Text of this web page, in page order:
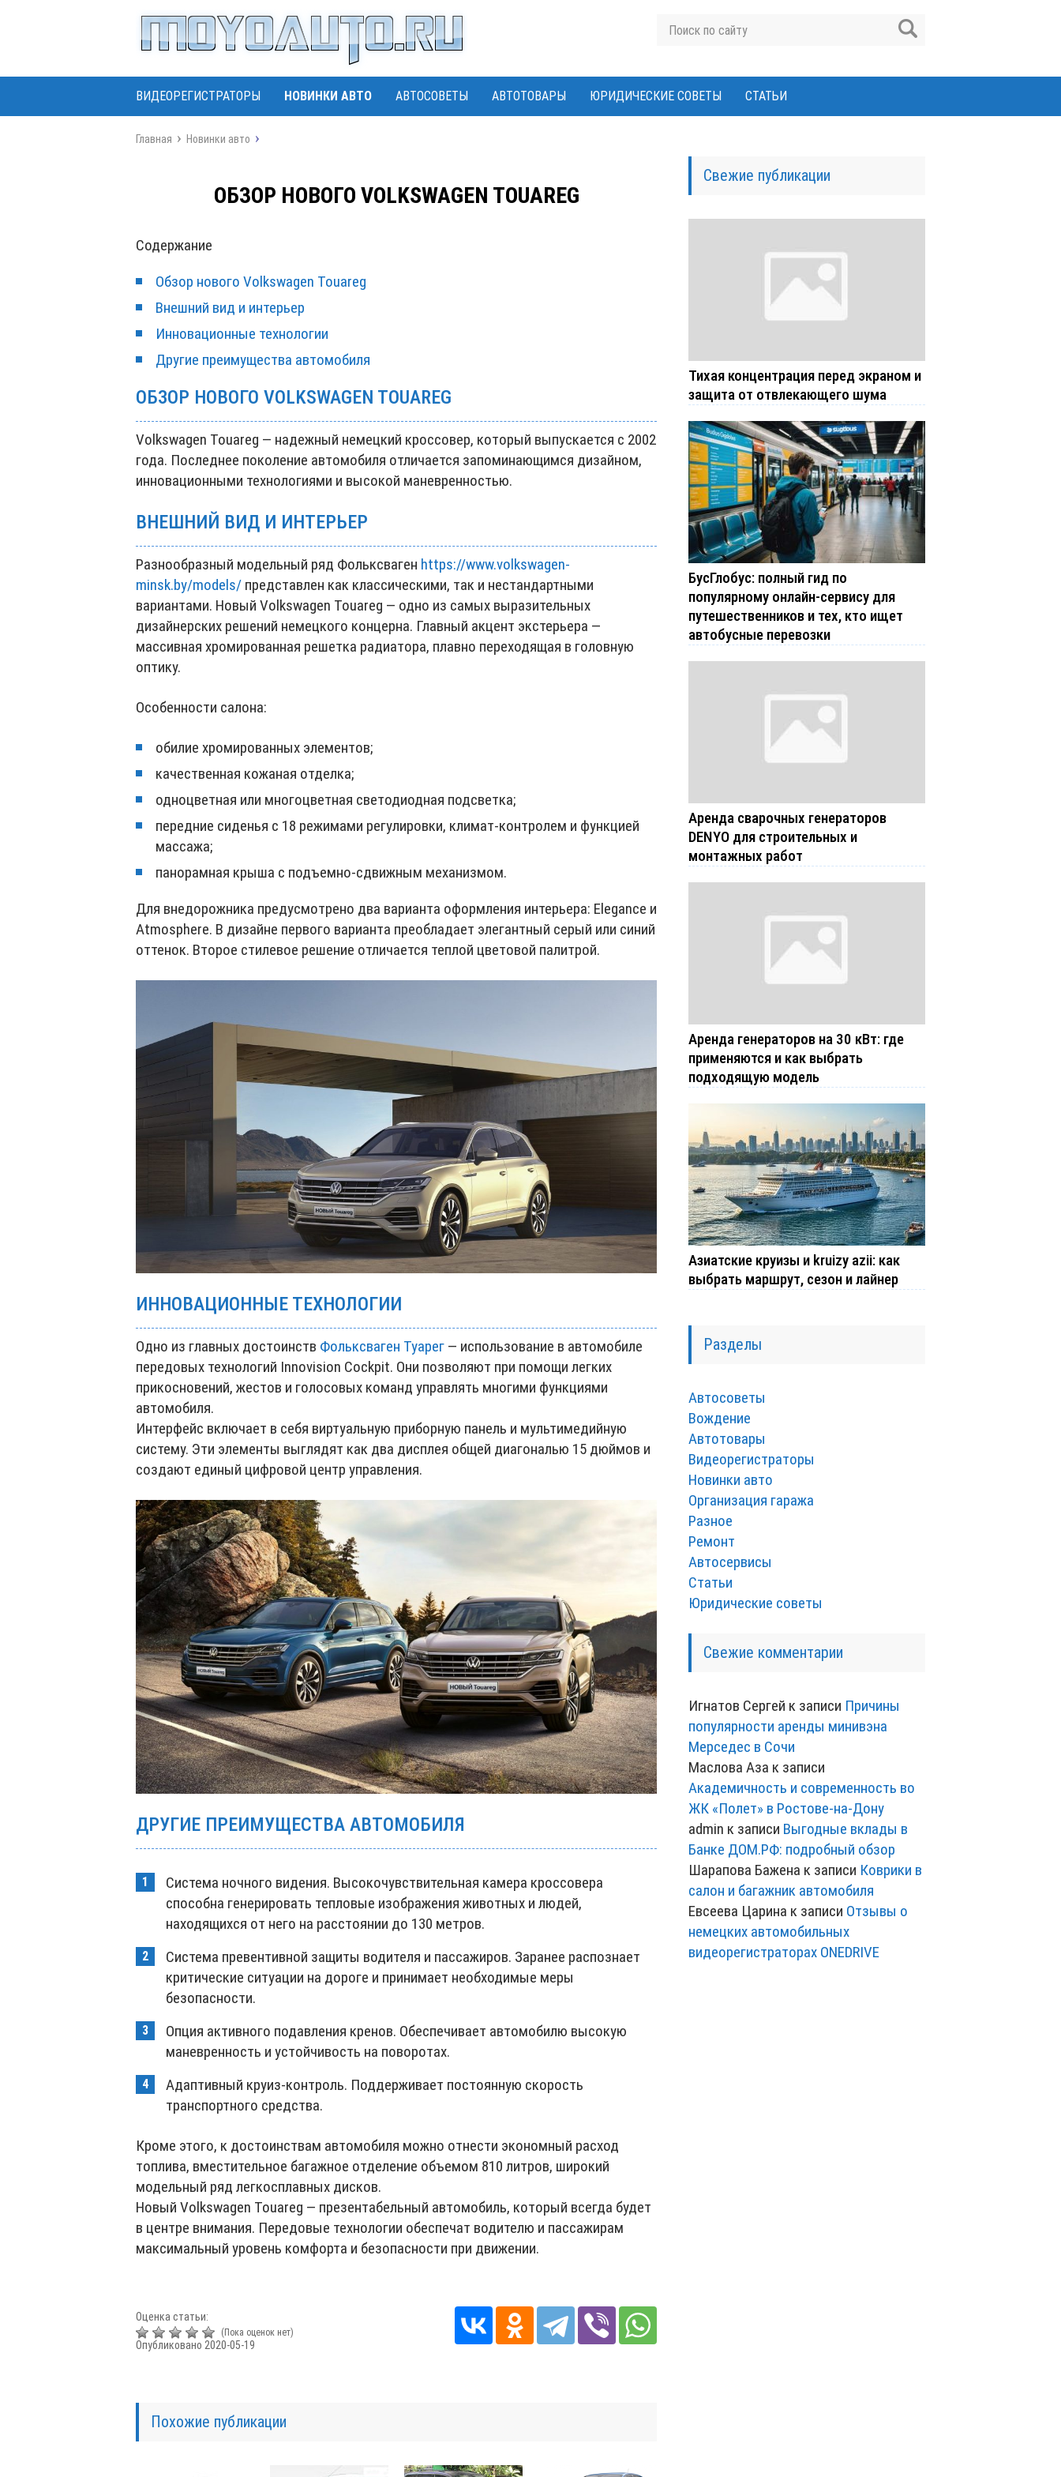
ВИДЕОРЕГИСТРАТОРЫ НОВИНКИ АВТО АВТОСОВЕТЫ АВТОТОВАРЫ ЮРИДИЧЕСКИЕ СОВЕТЫ СТАТЬИ
Главная Новинки авто
ОБЗОР НОВОГО VOLKSWAGEN TOUAREG
Содержание
Обзор нового Volkswagen Touareg
Внешний вид и интерьер
Инновационные технологии
Другие преимущества автомобиля
ОБЗОР НОВОГО VOLKSWAGEN TOUAREG
Volkswagen Touareg — надежный немецкий кроссовер, который выпускается с 2002
года. Последнее поколение автомобиля отличается запоминающимся дизайном,
инновационными технологиями и высокой маневренностью.
ВНЕШНИЙ ВИД И ИНТЕРЬЕР
Разнообразный модельный ряд Фольксваген https://www.volkswagen-
minsk.by/models/ представлен как классическими, так и нестандартными
вариантами. Новый Volkswagen Touareg — одно из самых выразительных
дизайнерских решений немецкого концерна. Главный акцент экстерьера —
массивная хромированная решетка радиатора, плавно переходящая в головную
оптику.
Особенности салона:
обилие хромированных элементов;
качественная кожаная отделка;
одноцветная или многоцветная светодиодная подсветка;
передние сиденья с 18 режимами регулировки, климат-контролем и функцией
массажа;
панорамная крыша с подъемно-сдвижным механизмом.
Для внедорожника предусмотрено два варианта оформления интерьера: Elegance и
Atmosphere. В дизайне первого варианта преобладает элегантный серый или синий
оттенок. Второе стилевое решение отличается теплой цветовой палитрой.
ИННОВАЦИОННЫЕ ТЕХНОЛОГИИ
Одно из главных достоинств Фольксваген Туарег — использование в автомобиле
передовых технологий Innovision Cockpit. Они позволяют при помощи легких
прикосновений, жестов и голосовых команд управлять многими функциями
автомобиля.
Интерфейс включает в себя виртуальную приборную панель и мультимедийную
систему. Эти элементы выглядят как два дисплея общей диагональю 15 дюймов и
создают единый цифровой центр управления.
ДРУГИЕ ПРЕИМУЩЕСТВА АВТОМОБИЛЯ
Система ночного видения. Высокочувствительная камера кроссовера
способна генерировать тепловые изображения животных и людей,
находящихся от него на расстоянии до 130 метров.
Система превентивной защиты водителя и пассажиров. Заранее распознает
критические ситуации на дороге и принимает необходимые меры
безопасности.
Опция активного подавления кренов. Обеспечивает автомобилю высокую
маневренность и устойчивость на поворотах.
Адаптивный круиз-контроль. Поддерживает постоянную скорость
транспортного средства.
Кроме этого, к достоинствам автомобиля можно отнести экономный расход
топлива, вместительное багажное отделение объемом 810 литров, широкий
модельный ряд легкосплавных дисков.
Новый Volkswagen Touareg — презентабельный автомобиль, который всегда будет
в центре внимания. Передовые технологии обеспечат водителю и пассажирам
максимальный уровень комфорта и безопасности при движении.
Оценка статьи:
(Пока оценок нет)
Опубликовано 2020-05-19
Похожие публикации
Свежие публикации
Тихая концентрация перед экраном и
защита от отвлекающего шума
БусГлобус: полный гид по
популярному онлайн-сервису для
путешественников и тех, кто ищет
автобусные перевозки
Аренда сварочных генераторов
DENYO для строительных и
монтажных работ
Аренда генераторов на 30 кВт: где
применяются и как выбрать
подходящую модель
Азиатские круизы и kruizy azii: как
выбрать маршрут, сезон и лайнер
Разделы
Автосоветы
Вождение
Автотовары
Видеорегистраторы
Новинки авто
Организация гаража
Разное
Ремонт
Автосервисы
Статьи
Юридические советы
Свежие комментарии
Игнатов Сергей к записи Причины
популярности аренды минивэна
Мерседес в Сочи
Маслова Аза к записи
Академичность и современность во
ЖК «Полет» в Ростове-на-Дону
admin к записи Выгодные вклады в
Банке ДОМ.РФ: подробный обзор
Шарапова Бажена к записи Коврики в
салон и багажник автомобиля
Евсеева Царина к записи Отзывы о
немецких автомобильных
видеорегистраторах ONEDRIVE